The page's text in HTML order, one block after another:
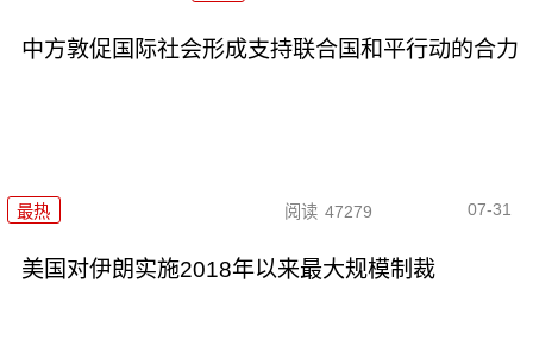
中方敦促国际社会形成支持联合国和平行动的合力
最热 阅读 47279 07-31
美国对伊朗实施2018年以来最大规模制裁